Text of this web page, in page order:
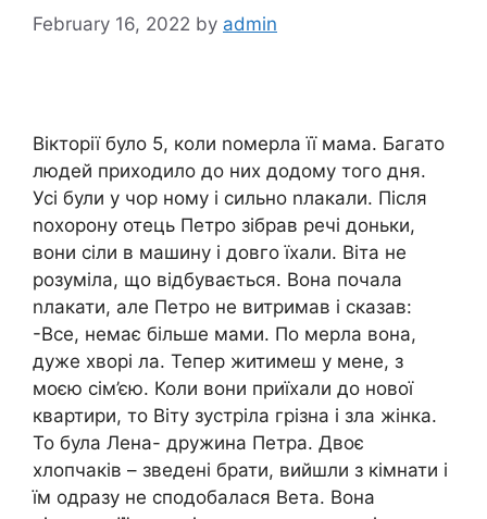
February 16, 2022 by admin
Вікторії було 5, коли nомерла її мама. Багато
людей приходило до них додому того дня.
Усі були у чор ному і сильно nлакали. Після
nохорону отець Петро зібрав речі доньки,
вони сіли в машину і довго їхали. Віта не
розуміла, що відбувається. Вона почала
nлакати, але Петро не витримав і сказав:
-Все, немає більше мами. По мерла вона,
дуже хворі ла. Тепер житимеш у мене, з
моєю сім’єю. Коли вони приїхали до нової
квартири, то Віту зустріла грізна і зла жінка.
То була Лена- дружина Петра. Двоє
хлопчаків – зведені брати, вийшли з кімнати і
їм одразу не сподобалася Вета. Вона